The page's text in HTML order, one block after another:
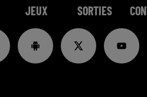
JEUX SORTIES